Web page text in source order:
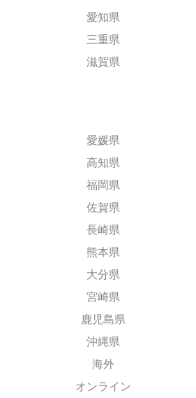
愛知県
三重県
滋賀県
愛媛県
高知県
福岡県
佐賀県
長崎県
熊本県
大分県
宮崎県
鹿児島県
沖縄県
海外
オンライン